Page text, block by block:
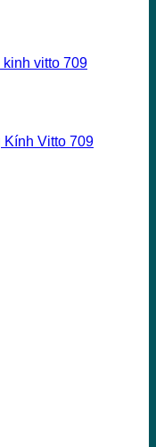
Kính Vitto 709